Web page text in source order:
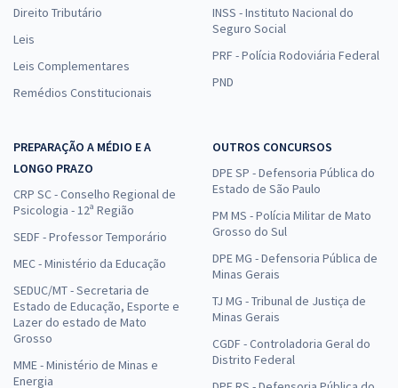
CNU - Concurso Nacional Unificado - Bloco 5 -
Comprar
PC SC - Polícia Civil do Estado de Santa Catarina - Agente e
Escrivão de Polícia
R$ 335,84 à vista
R$ 27,99
Economize R$ 83,96 (-20%)
Direito Tributário
Leis
Leis Complementares
Remédios Constitucionais
INSS - Instituto Nacional do
Seguro Social
PRF - Polícia Rodoviária Federal
PND
PREPARAÇÃO A MÉDIO E A
LONGO PRAZO
CRP SC - Conselho Regional de
Psicologia - 12ª Região
SEDF - Professor Temporário
MEC - Ministério da Educação
SEDUC/MT - Secretaria de
Estado de Educação, Esporte e
Lazer do estado de Mato
Grosso
MME - Ministério de Minas e
Energia
OUTROS CONCURSOS
DPE SP - Defensoria Pública do
Estado de São Paulo
PM MS - Polícia Militar de Mato
Grosso do Sul
DPE MG - Defensoria Pública de
Minas Gerais
TJ MG - Tribunal de Justiça de
Minas Gerais
CGDF - Controladoria Geral do
Distrito Federal